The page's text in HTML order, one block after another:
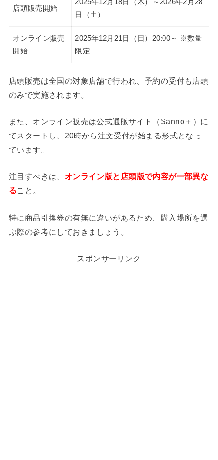
店頭販売開始
2025年12月18日（木）～2026年2月28
日（土）
オンライン販売
開始
2025年12月21日（日）20:00～ ※数量
限定
店頭販売は全国の対象店舗で行われ、予約の受付も店頭
のみで実施されます。
また、オンライン販売は公式通販サイト（Sanrio＋）に
てスタートし、20時から注文受付が始まる形式となっ
ています。
注目すべきは、 オンライン版と店頭版で内容が一部異な
ること。
特に商品引換券の有無に違いがあるため、購入場所を選
ぶ際の参考にしておきましょう。
スポンサーリンク